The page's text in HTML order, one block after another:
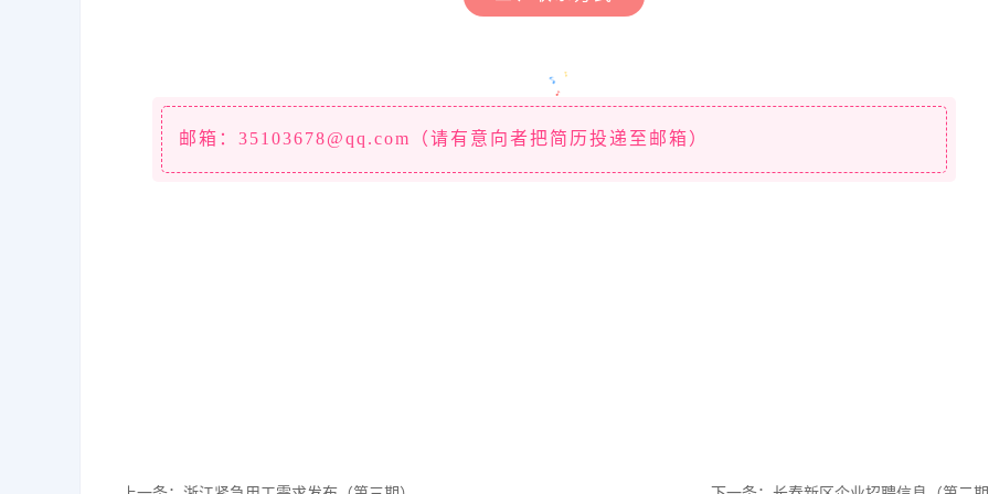
邮箱：35103678@qq.com（请有意向者把简历投递至邮箱）